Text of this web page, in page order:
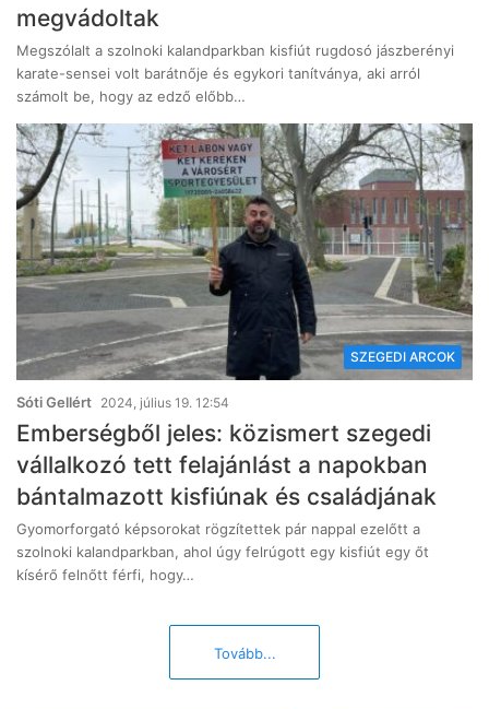
megvádoltak
Megszólalt a szolnoki kalandparkban kisfiút rugdosó jászberényi
karate-sensei volt barátnője és egykori tanítványa, aki arról
számolt be, hogy az edző előbb…
SZEGEDI ARCOK
Sóti Gellért 2024, július 19. 12:54
Emberségből jeles: közismert szegedi
vállalkozó tett felajánlást a napokban
bántalmazott kisfiúnak és családjának
Gyomorforgató képsorokat rögzítettek pár nappal ezelőtt a
szolnoki kalandparkban, ahol úgy felrúgott egy kisfiút egy őt
kísérő felnőtt férfi, hogy…
Tovább...